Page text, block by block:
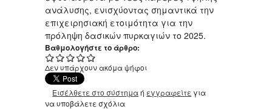
ανάλυσης, ενισχύοντας σημαντικά την
επιχειρησιακή ετοιμότητα για την
πρόληψη δασικών πυρκαγιών το 2025.
Βαθμολογήστε το άρθρο:
Δεν υπάρχουν ακόμα ψήφοι
Εισέλθετε στο σύστημαή εγγραφείτε για
να υποβάλετε σχόλια